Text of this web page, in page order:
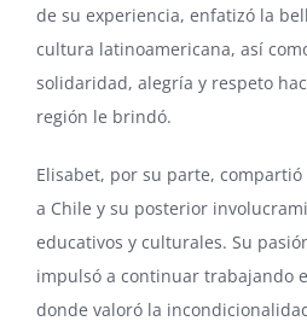
de su experiencia, enfatizó la
cultura latinoamericana, así
solidaridad, alegría y respeto
región le brindó.
Elisabet, por su parte,
a Chile y su posterior
educativos y culturales. Su
impulsó a continuar trabajando
donde valoró la